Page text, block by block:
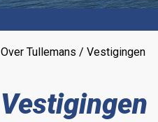
Over Tullemans / Vestigingen
Vestigingen